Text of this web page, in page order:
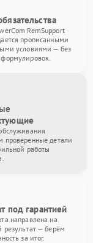
RemSupport
прописанными
условиями — без
проверенные детали
работы
под гарантией
направлена на
результат — берём
за итог.